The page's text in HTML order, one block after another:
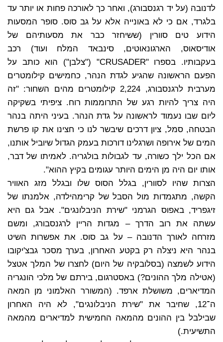
לדנובה (על יד רגנסבורג), ואחר כך לאורכה פחות או יותר עד
בלגרד, אם כי לא באונייה אלא על גב סוס. סופר המסעות
הידוע טים סוורין (ששיחזר כבר את מסעותיהם של
אודיסאוס, הארגונאוטים, סינבאד המלח ועוד) רכב
בעקבותיו. בספרו "CRUSADER" ("צלבן") הוא כותב על
הפעם הראשונה שהגיע לגדת הנהר, כחמישים קילומטרים
מערבית לרגנסבורג, 2,224 קילומטרים מהים השחור: "זה
היה צריך להיות רגע של התרוממות רוח. ציפיתי בשקיקה
ליום שבו נעמוד לראשונה על גדת הנהר. בעיני היתה בנהר
הבטחה, סמל, ציון דרכים שיבשר לנו כי חצינו את קו פרשת
המים של אירופה ושרגלינו דורכות בעמק הגדול שיוביל אותנו,
אם הכל ילך כשורה, עד לגבולות בולגריה. לאמיתו של דבר,
אותו יום היה מן הימים היותר עגומים בקיץ ההוא".
הצרות שהיו לסוורין, בגלל הסוס שלו ובגלל מזג האוויר
הקשה, מתגמדות מול הסבל של קרימהילדה, אלמנתו של
זיגפריד, באפוס הגרמני "שירת הניבלונגים". אבל גם היא
עשתה את רוב הדרך – מגדות הריין לרגנסבורג, ומשם
מזרחה לאורך הדנובה – על גב סוס. את אפשרות השיט
בנהר היא ניצלה רק בקטע האחרון, בערך מסכר גבצ'יקובו
הידוע לשמצה (בסלובקיה של היום) לחצרו של המלך אטצל
(אטילה מלך ההונים?) באסטרגום, בירתם של מלכי הונגריה
המדיארים, משושלת ארפד. (המשורר האלמוני מן המאה
ה־12, שחיבר את "שירת הניבלונגים", לא היה האחרון
שבילבל בין ההונים מהמאה החמישית למדיארים מהמאה
התשיעית.)